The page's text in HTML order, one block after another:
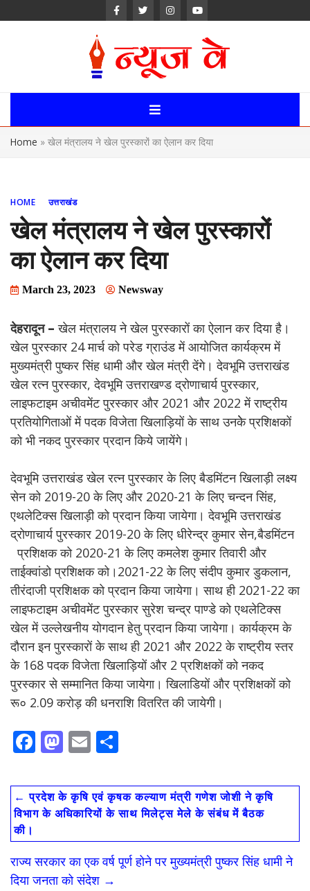
News Way:
Uttarakhand,
Delhi News
Portal
Home » खेल मंत्रालय ने खेल पुरस्कारों का ऐलान कर दिया
HOME उत्तराखंड
खेल मंत्रालय ने खेल पुरस्कारों
का ऐलान कर दिया
March 23, 2023 Newsway
देहरादून –खेल मंत्रालय ने खेल पुरस्कारों का ऐलान कर दिया है।
खेल पुरस्कार 24 मार्च को परेड ग्राउंड में आयोजित कार्यक्रम में
मुख्यमंत्री पुष्कर सिंह धामी और खेल मंत्री देंगे। देवभूमि उत्तराखंड
खेल रत्न पुरस्कार, देवभूमि उत्तराखण्ड द्रोणाचार्य पुरस्कार,
लाइफटाइम अचीवमेंट पुरस्कार और 2021 और 2022 में राष्ट्रीय
प्रतियोगिताओं में पदक विजेता खिलाड़ियों के साथ उनकेे प्रशिक्षकों
को भी नकद पुरस्कार प्रदान किये जायेंगे।
देवभूमि उत्तराखंड खेल रत्न पुरस्कार के लिए बैडमिंटन खिलाड़ी लक्ष्य
सेन को 2019-20 के लिए और 2020-21 के लिए चन्दन सिंह,
एथलेटिक्स खिलाड़ी को प्रदान किया जायेगा। देवभूमि उत्तराखंड
द्रोणाचार्य पुरस्कार 2019-20 के लिए धीरेन्द्र कुमार सेन,बैडमिंटन
प्रशिक्षक को 2020-21 के लिए कमलेश कुमार तिवारी और
ताईक्वांडो प्रशिक्षक को।2021-22 के लिए संदीप कुमार डुकलान,
तीरंदाजी प्रशिक्षक को प्रदान किया जायेगा। साथ ही 2021-22 का
लाइफटाइम अचीवमेंट पुरस्कार सुरेश चन्द्र पाण्डे को एथलेटिक्स
खेल में उल्लेखनीय योगदान हेतु प्रदान किया जायेगा। कार्यक्रम के
दौरान इन पुरस्कारों के साथ ही 2021 और 2022 के राष्ट्रीय स्तर
के 168 पदक विजेता खिलाड़ियों और 2 प्रशिक्षकों को नकद
पुरस्कार से सम्मानित किया जायेगा। खिलाडियों और प्रशिक्षकों को
रू० 2.09 करोड़ की धनराशि वितरित की जायेगी।
F
e
b
o
k
M
to
d
n
E
ai
l
ar
e
← प्रदेश के कृषि एवं कृषक कल्याण मंत्री गणेश जोशी ने कृषि
विभाग के अधिकारियों के साथ मिलेट्स मेले के संबंध में बैठक
की।
राज्य सरकार का एक वर्ष पूर्ण होने पर मुख्यमंत्री पुष्कर सिंह धामी ने
दिया जनता को संदेश →